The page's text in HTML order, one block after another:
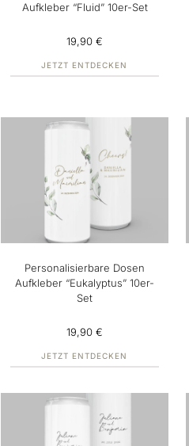
Aufkleber “Fluid” 10er-Set
19,90 €
JETZT ENTDECKEN
Personalisierbare Dosen
Aufkleber “Eukalyptus” 10er-
Set
19,90 €
JETZT ENTDECKEN